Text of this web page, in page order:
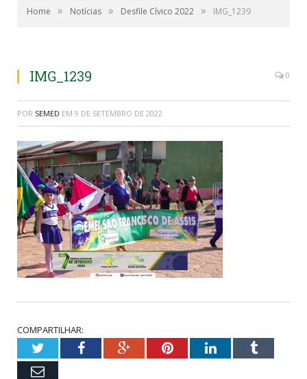
Home » Notícias » Desfile Cívico 2022 » IMG_1239
IMG_1239 0
POR SEMED EM 9 DE SETEMBRO DE 2022
COMPARTILHAR:
TwitterFacebookGoogle+PinterestLinkedInTumblr
Email